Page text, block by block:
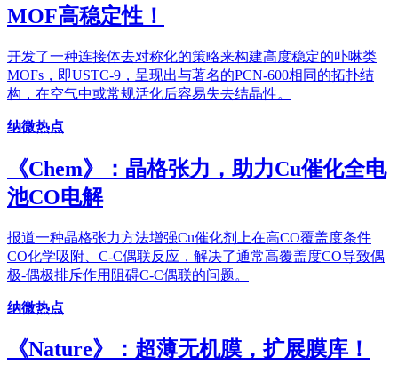
MOF高稳定性！
开发了一种连接体去对称化的策略来构建高度稳定的卟啉类
MOFs，即USTC-9，呈现出与著名的PCN-600相同的拓扑结
构，在空气中或常规活化后容易失去结晶性。
纳微热点
《Chem》：晶格张力，助力Cu催化全电
池CO电解
报道一种晶格张力方法增强Cu催化剂上在高CO覆盖度条件
CO化学吸附、C-C偶联反应，解决了通常高覆盖度CO导致偶
极-偶极排斥作用阻碍C-C偶联的问题。
纳微热点
《Nature》：超薄无机膜，扩展膜库！